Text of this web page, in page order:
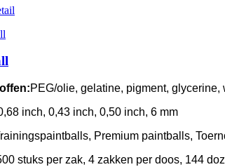
PEG/olie, gelatine, pigment, glycerine,
inch, 0,43 inch, 0,50 inch, 6 mm
Premium paintballs,
stuks per zak, 4 zakken per doos, 144